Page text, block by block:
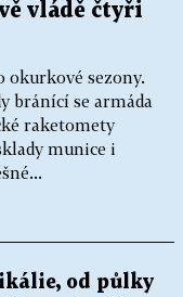
vládě čtyři
okurkové sezony.
bránící se armáda
raketomety
munice i
od půlky